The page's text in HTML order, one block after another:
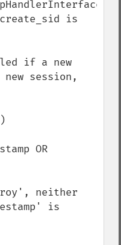
is
session,
OR
is